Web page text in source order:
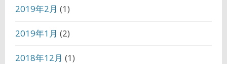
2019年2月 (1)
2019年1月 (2)
2018年12月 (1)